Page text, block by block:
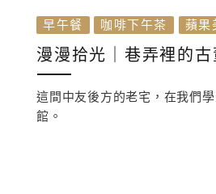
早午餐 咖啡下午茶 蘋果
漫漫拾光｜巷弄裡的
這間中友後方的老宅，在我們
館。